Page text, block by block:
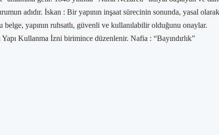
adıdır. İskan : Bir yapının inşaat sürecinin sonunda, yasal olarak
yapının ruhsatlı, güvenli ve kullanılabilir olduğunu onaylar.
Kullanma İzni birimince düzenlenir. Nafia : “Bayındırlık”